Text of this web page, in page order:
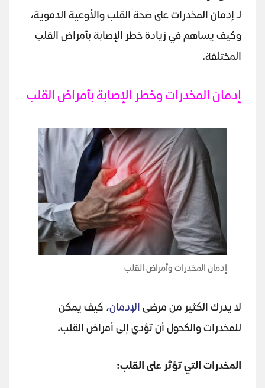
لـ إدمان المخدرات على صحة القلب والأوعية الدموية،
وكيف يساهم في زيادة خطر الإصابة بأمراض القلب
المختلفة.
إدمان المخدرات وخطر الإصابة بأمراض القلب
إدمان المخدرات وأمراض القلب
لا يدرك الكثير من مرضى الإدمان، كيف يمكن
للمخدرات والكحول أن تؤدي إلى أمراض القلب.
المخدرات التي تؤثر على القلب: